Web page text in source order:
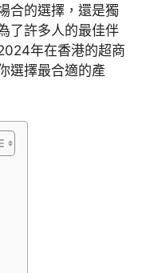
合的選擇，還是獨
了許多人的最佳伴
年在香港的超商
選擇最合適的產